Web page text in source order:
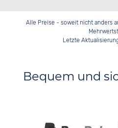
Alle Preise - soweit nicht anders
Letzte
Bequem und